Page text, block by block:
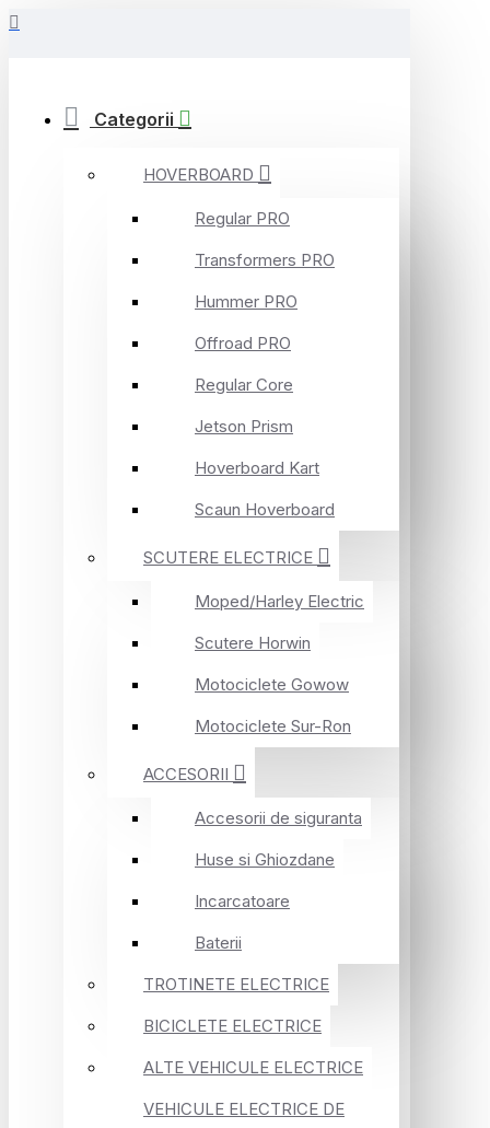
Categorii
HOVERBOARD
Regular PRO
Transformers PRO
Hummer PRO
Offroad PRO
Regular Core
Jetson Prism
Hoverboard Kart
Scaun Hoverboard
SCUTERE ELECTRICE
Moped/Harley Electric
Scutere Horwin
Motociclete Gowow
Motociclete Sur-Ron
ACCESORII
Accesorii de siguranta
Huse si Ghiozdane
Incarcatoare
Baterii
TROTINETE ELECTRICE
BICICLETE ELECTRICE
ALTE VEHICULE ELECTRICE
VEHICULE ELECTRICE DE